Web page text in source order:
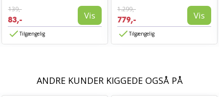
139,-
83,- Vis
Tilgængelig
1.299,-
779,- Vis
Tilgængelig
ANDRE KUNDER KIGGEDE OGSÅ PÅ